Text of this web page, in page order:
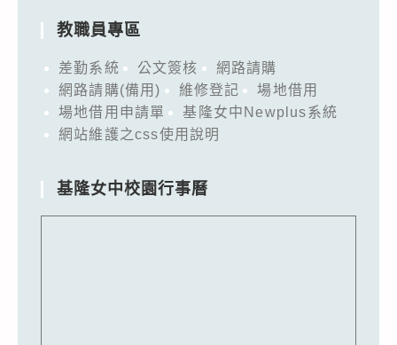
教職員專區
差勤系統 公文簽核
網路請購
網路請購(備用)
維修登記
場地借用
場地借用申請單
基隆女中Newplus系統
網站維護之css使用說明
基隆女中校園行事曆